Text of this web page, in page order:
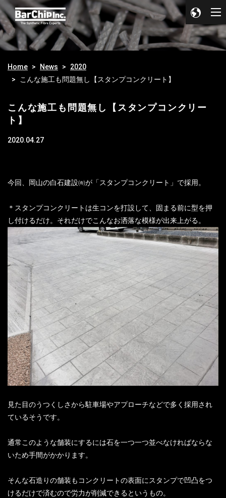
Home News
2020
こんな施工も問題無し【スタンプコンクリート】
こんな施工も問題無し【スタンプコンクリー
ト】
2020.04.27
今回、岡山の白石建設㈲が「スタンプコンクリート」で採用。
＊スタンプコンクリートは生コンを打設して、固まる前に型を押
し付けるだけ。それだけでこんなお洒落な模様が出来上がる。
見た目のうつくしさから駐車場やアプローチなどで多く採用され
ているそうです。
通常このような舗装にするには石を一つ一つ並べなければならな
いため手間がかかります。
そんな石造りの舗装もコンクリートの表面にスタンプで凹凸をつ
けるだけで済むので労力が削減できるというもの。